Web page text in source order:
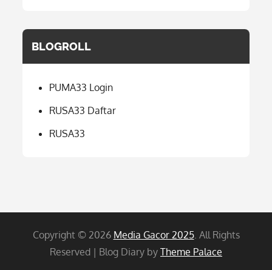
BLOGROLL
PUMA33 Login
RUSA33 Daftar
RUSA33
Copyright © 2026 Media Gacor 2025. All Rights
Reserved | Blog Diary by Theme Palace